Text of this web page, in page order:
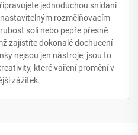
jednoduchou snídani
rozmělňovacím
soli nebo pepře přesně
zajistíte dokonalé dochucení
nejsou jen nástroje; jsou to
které vaření promění v
zážitek.